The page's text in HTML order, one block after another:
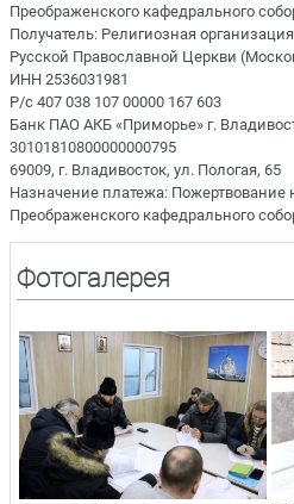
Преображенского кафедрального
Получатель: Религиозная
Русской Православной Церкви
ИНН 2536031981
Р/с 407 038 107 00000 167 603
Банк ПАО АКБ «Приморье» г.
30101810800000000795
69009, г. Владивосток, ул. Пологая, 65
Назначение платежа: Пожертвование
Преображенского кафедрального
Фотогалерея